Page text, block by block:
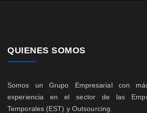
QUIENES SOMOS
Somos un Grupo Empresarial con
experiencia en el sector de las
Temporales (EST) y Outsourcing.